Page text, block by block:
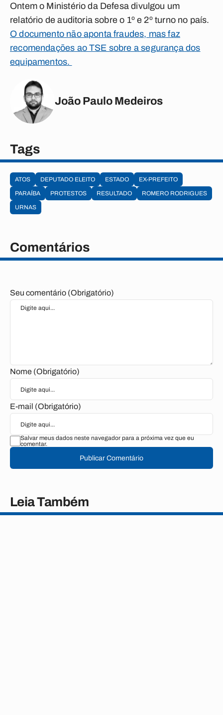
Ontem o Ministério da Defesa divulgou um
relatório de auditoria sobre o 1º e 2º turno no país.
O documento não aponta fraudes, mas faz
recomendações ao TSE sobre a segurança dos
equipamentos.
João Paulo Medeiros
Tags
ATOS DEPUTADO ELEITO ESTADO
EX-PREFEITO
PARAÍBA
PROTESTOS RESULTADO
ROMERO RODRIGUES
URNAS
Comentários
Seu comentário (Obrigatório)
Nome (Obrigatório)
E-mail (Obrigatório)
Salvar meus dados neste navegador para a próxima vez que eu
comentar.
Publicar Comentário
Leia Também